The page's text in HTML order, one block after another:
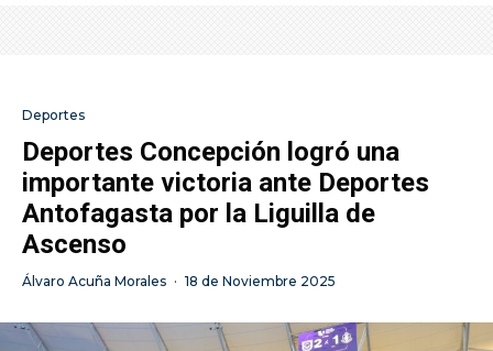
Deportes
Deportes Concepción logró una
importante victoria ante Deportes
Antofagasta por la Liguilla de
Ascenso
Álvaro Acuña Morales · 18 de Noviembre 2025